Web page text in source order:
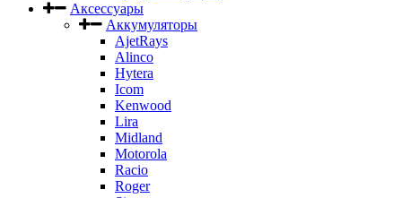
Аксессуары
Аккумуляторы
AjetRays
Alinco
Hytera
Icom
Kenwood
Lira
Midland
Motorola
Racio
Roger